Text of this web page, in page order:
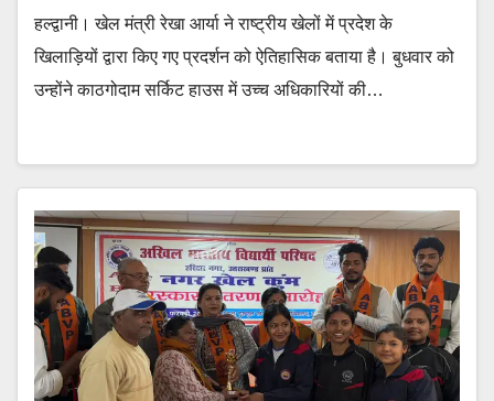
हल्द्वानी। खेल मंत्री रेखा आर्या ने राष्ट्रीय खेलों में प्रदेश के
खिलाड़ियों द्वारा किए गए प्रदर्शन को ऐतिहासिक बताया है। बुधवार को
उन्होंने काठगोदाम सर्किट हाउस में उच्च अधिकारियों की…